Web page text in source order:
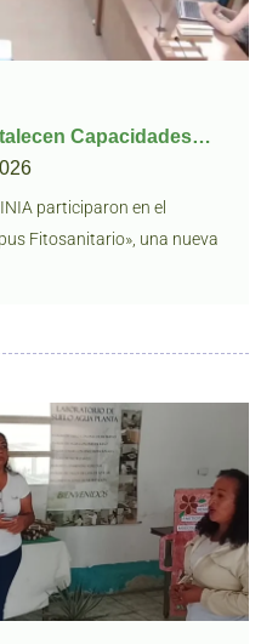
Capacidades…
participaron en el
Fitosanitario», una nueva